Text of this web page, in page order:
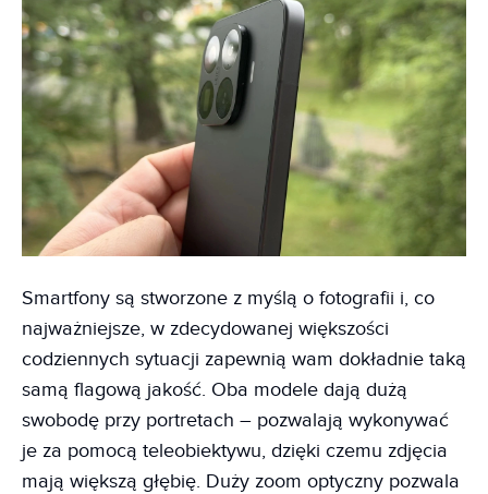
Smartfony są stworzone z myślą o fotografii i, co
najważniejsze, w zdecydowanej większości
codziennych sytuacji zapewnią wam dokładnie taką
samą flagową jakość. Oba modele dają dużą
swobodę przy portretach – pozwalają wykonywać
je za pomocą teleobiektywu, dzięki czemu zdjęcia
mają większą głębię. Duży zoom optyczny pozwala